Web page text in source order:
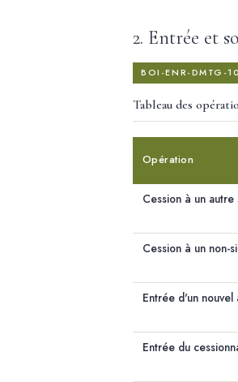
2. Entrée et
BOI-ENR-DMTG-
Tableau des
Opération
Cession à un autre
Cession à un non-
Entrée d'un nouvel
Entrée du